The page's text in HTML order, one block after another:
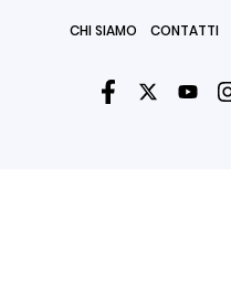
CHI SIAMO CONTATTI